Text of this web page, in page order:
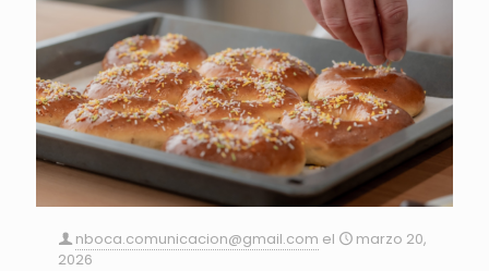
nboca.comunicacion@gmail.com el
marzo 20,
2026